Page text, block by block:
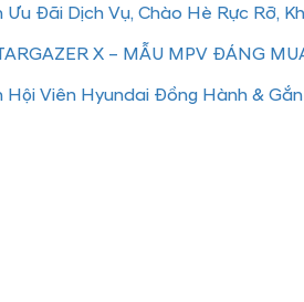
Ưu Đãi Dịch Vụ, Chào Hè Rực Rỡ,
X – MẪU MPV ĐÁNG
Hội Viên Hyundai Đồng Hành &